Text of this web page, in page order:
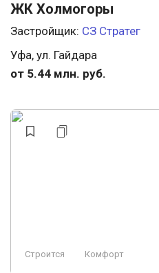
ЖК Холмогоры
Застройщик: СЗ Стратег
Уфа, ул. Гайдара
от 5.44 млн. руб.
Строится Комфорт